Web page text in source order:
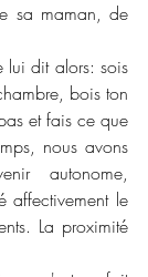
sa maman, de
lui dit alors: sois
bois ton
et fais ce que
nous avons
autonome,
affectivement le
La proximité